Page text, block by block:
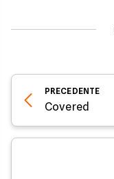
PRECEDENTE
Covered